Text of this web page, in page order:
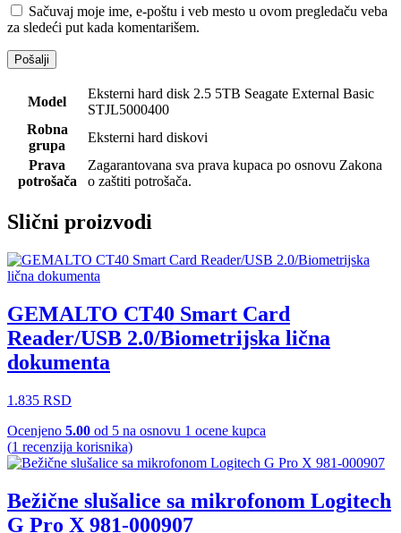
Sačuvaj moje ime, e-poštu i veb mesto u ovom pregledaču veba
za sledeći put kada komentarišem.
Model
Eksterni hard disk 2.5 5TB Seagate External Basic
STJL5000400
Robna
grupa
Eksterni hard diskovi
Prava
potrošača
Zagarantovana sva prava kupaca po osnovu Zakona
o zaštiti potrošača.
Slični proizvodi
GEMALTO CT40 Smart Card
Reader/USB 2.0/Biometrijska lična
dokumenta
1.835 RSD
Ocenjeno 5.00 od 5 na osnovu 1 ocene kupca
(1 recenzija korisnika)
Bežične slušalice sa mikrofonom Logitech
G Pro X 981-000907